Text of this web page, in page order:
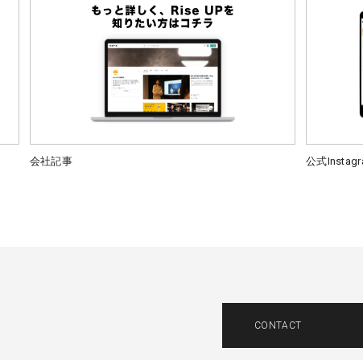
会社記事 公式
CONTACT